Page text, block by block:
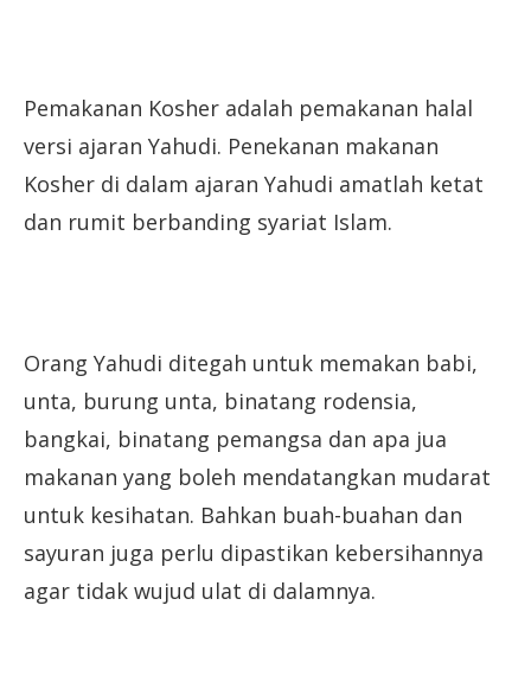
Pemakanan Kosher adalah pemakanan halal
versi ajaran Yahudi. Penekanan makanan
Kosher di dalam ajaran Yahudi amatlah ketat
dan rumit berbanding syariat Islam.
Orang Yahudi ditegah untuk memakan babi,
unta, burung unta, binatang rodensia,
bangkai, binatang pemangsa dan apa jua
makanan yang boleh mendatangkan mudarat
untuk kesihatan. Bahkan buah-buahan dan
sayuran juga perlu dipastikan kebersihannya
agar tidak wujud ulat di dalamnya.